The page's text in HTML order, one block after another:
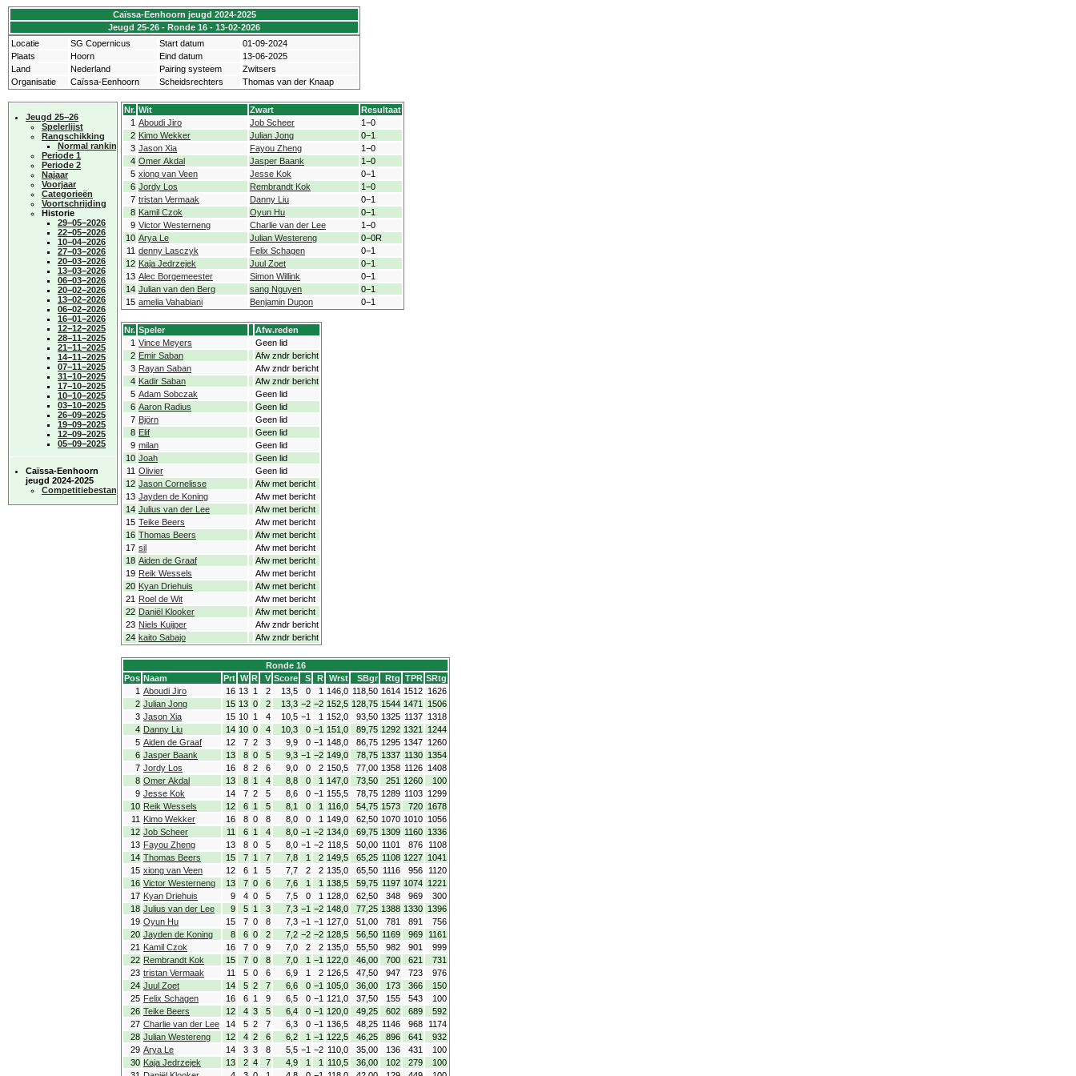
Caïssa-Eenhoorn jeugd 2024-2025
Jeugd 25-26 - Ronde 16 - 13-02-2026
Locatie
SG Copernicus Start datum
01-09-2024
Plaats
Hoorn Eind datum
13-06-2025
Land
Nederland Pairing systeem
Zwitsers
Organisatie
Caïssa-Eenhoorn Scheidsrechters Thomas van der Knaap
Jeugd 25−26
Spelerlijst
Rangschikking
Normal ranking
Periode 1
Periode 2
Najaar
Voorjaar
Categorieën
Voortschrijding
Historie
29−05−2026
22−05−2026
10−04−2026
27−03−2026
20−03−2026
13−03−2026
06−03−2026
20−02−2026
13−02−2026
06−02−2026
16−01−2026
12−12−2025
28−11−2025
21−11−2025
14−11−2025
07−11−2025
31−10−2025
17−10−2025
10−10−2025
03−10−2025
26−09−2025
19−09−2025
12−09−2025
05−09−2025
Caïssa-Eenhoorn
jeugd 2024-2025
Competitiebestand
Nr. Wit Zwart
Resultaat
1 Aboudi Jiro Job Scheer
1−0
2 Kimo Wekker Julian Jong
0−1
3 Jason Xia Fayou Zheng
1−0
4 Omer Akdal Jasper Baank
1−0
5 xiong van Veen Jesse Kok
0−1
6 Jordy Los Rembrandt Kok
1−0
7 tristan Vermaak Danny Liu
0−1
8 Kamil Czok Oyun Hu
0−1
9 Victor Westerneng Charlie van der Lee
1−0
10 Arya Le Julian Westereng
0−0R
11 denny Lasczyk Felix Schagen
0−1
12 Kaja Jedrzejek Juul Zoet
0−1
13 Alec Borgemeester Simon Willink
0−1
14 Julian van den Berg sang Nguyen
0−1
15 amelia Vahabiani Benjamin Dupon 0−1
Nr. Speler
Afw.reden
1 Vince Meyers
Geen lid
2 Emir Saban
Afw zndr bericht
3 Rayan Saban
Afw zndr bericht
4 Kadir Saban
Afw zndr bericht
5 Adam Sobczak
Geen lid
6 Aaron Radius
Geen lid
7 Björn
Geen lid
8 Elif
Geen lid
9 milan
Geen lid
10 Joah
Geen lid
11 Olivier
Geen lid
12 Jason Cornelisse
Afw met bericht
13 Jayden de Koning
Afw met bericht
14 Julius van der Lee
Afw met bericht
15 Teike Beers
Afw met bericht
16 Thomas Beers
Afw met bericht
17 sil
Afw met bericht
18 Aiden de Graaf
Afw met bericht
19 Reik Wessels
Afw met bericht
20 Kyan Driehuis
Afw met bericht
21 Roel de Wit
Afw met bericht
22 Daniël Klooker
Afw met bericht
23 Niels Kuijper
Afw zndr bericht
24 kaito Sabajo Afw zndr bericht
Ronde 16
Pos Naam Prt W R V Score S R Wrst SBgr Rtg TPR SRtg
1 Aboudi Jiro 16 13 1 2 13,5 0 1 146,0 118,50 1614 1512 1626
2 Julian Jong 15 13 0 2 13,3 −2 −2 152,5 128,75 1544 1471
1506
3 Jason Xia 15 10 1 4 10,5 −1 1 152,0 93,50 1325 1137 1318
4 Danny Liu 14 10 0 4 10,3 0 −1 151,0 89,75 1292 1321
1244
5 Aiden de Graaf 12 7 2 3 9,9 0 −1 148,0 86,75 1295 1347 1260
6 Jasper Baank 13 8 0 5 9,3 −1 −2 149,0 78,75 1337 1130 1354
7 Jordy Los 16 8 2 6 9,0 0 2 150,5 77,00 1358 1126 1408
8 Omer Akdal 13 8 1 4 8,8 0 1 147,0 73,50 251 1260
100
9 Jesse Kok 14 7 2 5 8,6 0 −1 155,5 78,75 1289 1103 1299
10 Reik Wessels 12 6 1 5 8,1 0 1 116,0 54,75 1573 720 1678
11 Kimo Wekker 16 8 0 8 8,0 0 1 149,0 62,50 1070 1010 1056
12 Job Scheer 11 6 1 4 8,0 −1 −2 134,0 69,75 1309 1160 1336
13 Fayou Zheng 13 8 0 5 8,0 −1 −2 118,5 50,00 1101 876
1108
14 Thomas Beers 15 7 1 7 7,8 1 2 149,5 65,25 1108 1227 1041
15 xiong van Veen 12 6 1 5 7,7 2 2 135,0 65,50 1116 956
1120
16 Victor Westerneng 13 7 0 6 7,6 1 1 138,5 59,75 1197 1074 1221
17 Kyan Driehuis 9 4 0 5 7,5 0 1 128,0 62,50 348 969
300
18 Julius van der Lee 9 5 1 3 7,3 −1 −2 148,0 77,25 1388 1330 1396
19 Oyun Hu 15 7 0 8 7,3 −1 −1 127,0 51,00 781 891
756
20 Jayden de Koning 8 6 0 2 7,2 −2 −2 128,5 56,50 1169 969
1161
21 Kamil Czok 16 7 0 9 7,0 2 2 135,0 55,50 982 901
999
22 Rembrandt Kok 15 7 0 8 7,0 1 −1 122,0 46,00 700 621
731
23 tristan Vermaak 11 5 0 6 6,9 1 2 126,5 47,50 947 723
976
24 Juul Zoet 14 5 2 7 6,6 0 −1 105,0 36,00 173 366
150
25 Felix Schagen 16 6 1 9 6,5 0 −1 121,0 37,50 155 543
100
26 Teike Beers 12 4 3 5 6,4 0 −1 120,0 49,25 602 689
592
27 Charlie van der Lee 14 5 2 7 6,3 0 −1 136,5 48,25 1146 968
1174
28 Julian Westereng 12 4 2 6 6,2 1 −1 122,5 46,25 896 641
932
29 Arya Le 14 3 3 8 5,5 −1 −2 110,0 35,00 136 431
100
30 Kaja Jedrzejek 13 2 4 7 4,9 1 1 110,5 36,00 102 279
100